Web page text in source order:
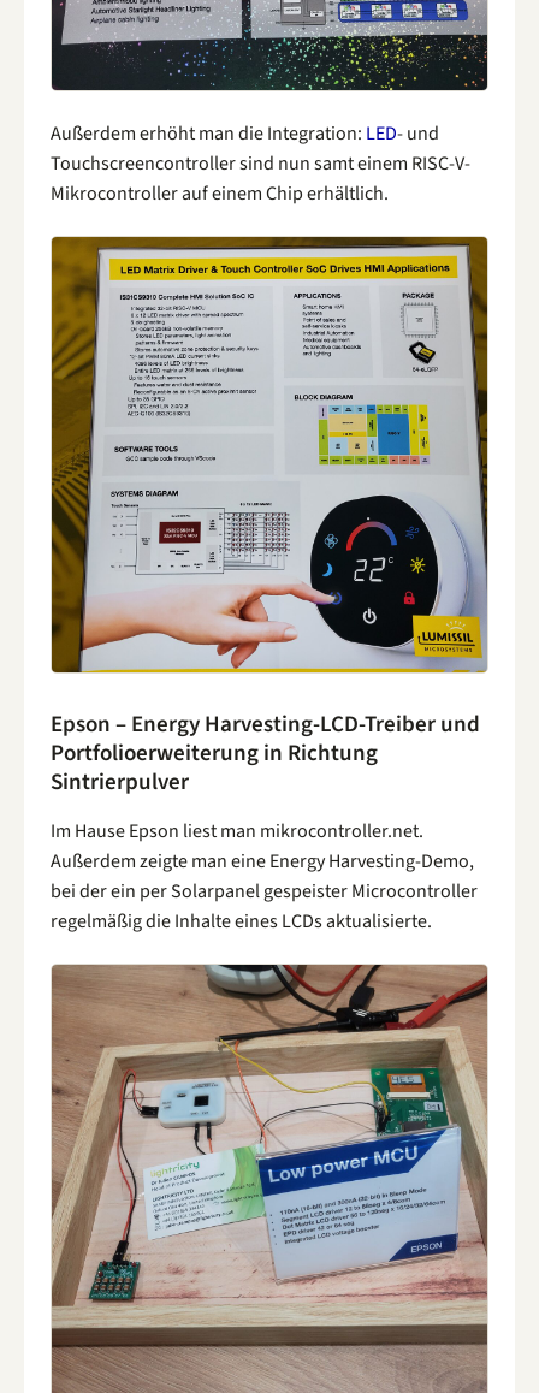
Außerdem erhöht man die Integration: LED- und
Touchscreencontroller sind nun samt einem RISC-V-
Mikrocontroller auf einem Chip erhältlich.
Epson – Energy Harvesting-LCD-Treiber und
Portfolioerweiterung in Richtung
Sintrierpulver
Im Hause Epson liest man mikrocontroller.net.
Außerdem zeigte man eine Energy Harvesting-Demo,
bei der ein per Solarpanel gespeister Microcontroller
regelmäßig die Inhalte eines LCDs aktualisierte.